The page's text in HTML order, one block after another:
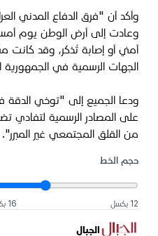
وأكد أن "فرق الدفاع المدني
وعادت إلى أرض الوطن يوم
أمني أو إصابة تُذكر، وقد كانت
الجهات الرسمية في الجمهورية
ودعا الجميع إلى "توخي الدقة
على المصادر الرسمية لتفادي
من القلق المجتمعي غير المبرر".
حجم الخط
12 بكسل 16 بكسل
الجبال